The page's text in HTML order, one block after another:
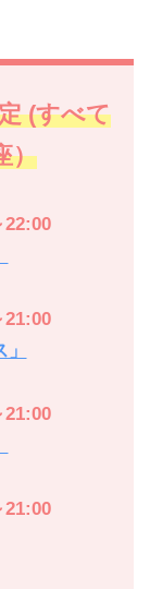
(すべて
）
22:00
21:00
21:00
21:00